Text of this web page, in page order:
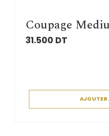
Coupage
31.500 DT
AJOUTER